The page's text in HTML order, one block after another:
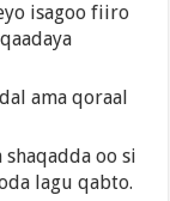
isagoo fiiro
ama qoraal
oo si
lagu qabto.